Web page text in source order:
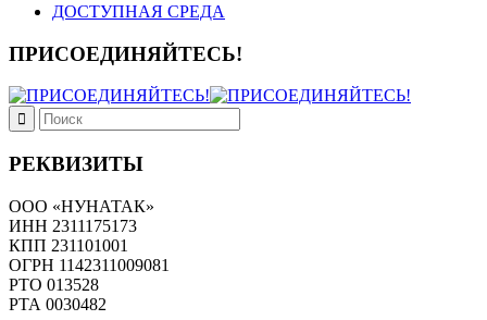
ДОСТУПНАЯ СРЕДА
ПРИСОЕДИНЯЙТЕСЬ!
РЕКВИЗИТЫ
ООО «НУНАТАК»
ИНН 2311175173
КПП 231101001
ОГРН 1142311009081
PTO 013528
РТА 0030482